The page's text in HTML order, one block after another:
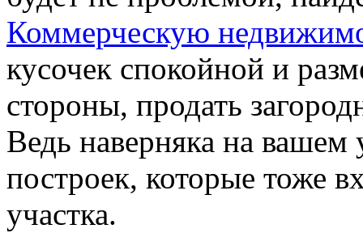
Коммерческую
кусочек спокойной и
стороны, продать
Ведь наверняка на вашем
построек, которые тоже
участка.